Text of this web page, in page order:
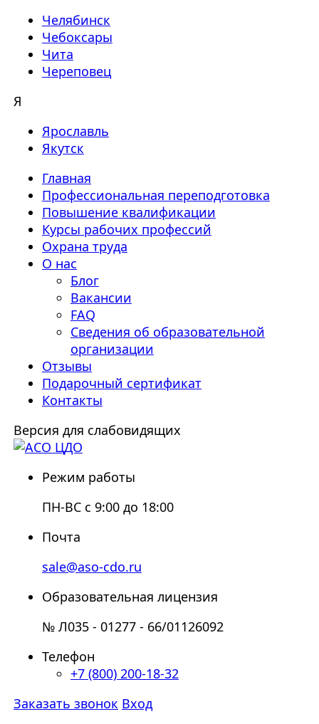
Челябинск
Чебоксары
Чита
Череповец
Я
Ярославль
Якутск
Главная
Профессиональная переподготовка
Повышение квалификации
Курсы рабочих профессий
Охрана труда
О нас
Блог
Вакансии
FAQ
Сведения об образовательной
организации
Отзывы
Подарочный сертификат
Контакты
Версия для слабовидящих
Режим работы
ПН-ВС с 9:00 до 18:00
Почта
sale@aso-cdo.ru
Образовательная лицензия
№ Л035 - 01277 - 66/01126092
Телефон
+7 (800) 200-18-32
Заказать звонок Вход